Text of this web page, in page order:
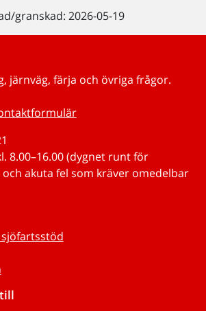
granskad: 2026-05-19
järnväg, färja och övriga frågor.
8.00–16.00 (dygnet runt för
akuta fel som kräver omedelbar